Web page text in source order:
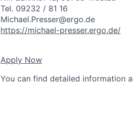
Tel. 09232 / 81 16
Michael.Presser@ergo.de
https://michael-presser.ergo.de/
Apply Now
You can find detailed information